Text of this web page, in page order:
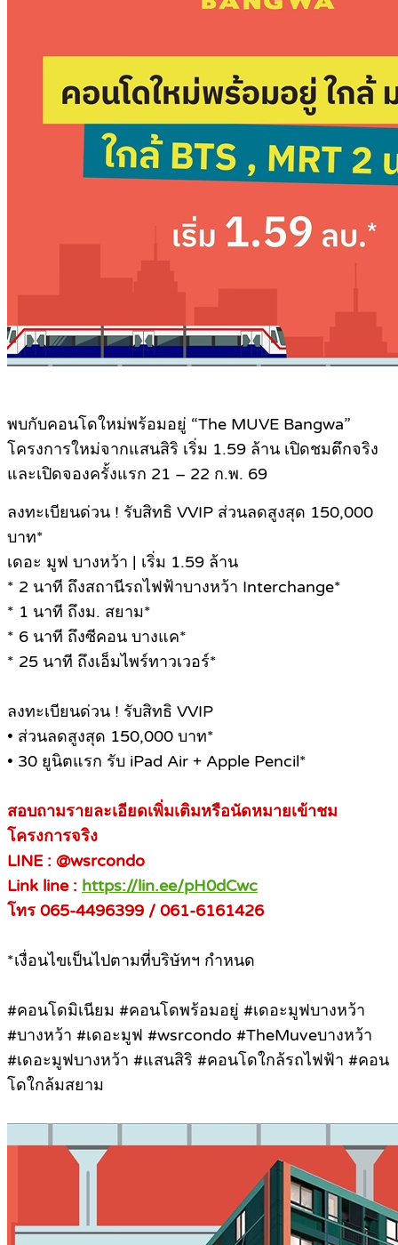
พบกับคอนโดใหม่พร้อมอยู่ “The MUVE Bangwa”
โครงการใหม่จากแสนสิริ เริ่ม 1.59 ล้าน เปิดชมตึกจริง
และเปิดจองครั้งแรก 21 – 22 ก.พ. 69
ลงทะเบียนด่วน ! รับสิทธิ VVIP ส่วนลดสูงสุด 150,000
บาท*
เดอะ มูฟ บางหว้า | เริ่ม 1.59 ล้าน
* 2 นาที ถึงสถานีรถไฟฟ้าบางหว้า Interchange*
* 1 นาที ถึงม. สยาม*
* 6 นาที ถึงซีคอน บางแค*
* 25 นาที ถึงเอ็มไพร์ทาวเวอร์*
ลงทะเบียนด่วน ! รับสิทธิ VVIP
• ส่วนลดสูงสุด 150,000 บาท*
• 30 ยูนิตแรก รับ iPad Air + Apple Pencil*
สอบถามรายละเอียดเพิ่มเติมหรือนัดหมายเข้าชม
โครงการจริง
LINE : @wsrcondo
Link line : https://lin.ee/pH0dCwc
โทร 065-4496399 / 061-6161426
*เงื่อนไขเป็นไปตามที่บริษัทฯ กำหนด
#คอนโดมิเนียม #คอนโดพร้อมอยู่ #เดอะมูฟบางหว้า
#บางหว้า #เดอะมูฟ #wsrcondo #TheMuveบางหว้า
#เดอะมูฟบางหว้า #แสนสิริ #คอนโดใกล้รถไฟฟ้า #คอน
โดใกล้มสยาม